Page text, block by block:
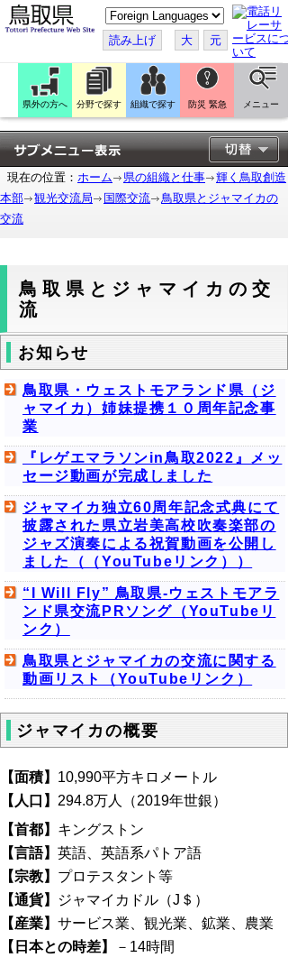
こ
の
ペ
ー
ジ
翻
訳
す
る
読み上げ 大 元
県外の方へ 分野で探す 組織で探す 防災 緊急 メニュー
現在の位置： ホーム 県の組織と仕事
輝く鳥取創造
本部
観光交流局 国際交流
鳥取県とジャマイカの
交流
鳥取県とジャマイカの交
流
お知らせ
鳥取県・ウェストモアランド県（ジ
ャマイカ）姉妹提携１０周年記念事
業
『レゲエマラソンin鳥取2022』メッ
セージ動画が完成しました
ジャマイカ独立60周年記念式典にて
披露された県立岩美高校吹奏楽部の
ジャズ演奏による祝賀動画を公開し
ました（（YouTubeリンク））
“I Will Fly” 鳥取県-ウェストモアラ
ンド県交流PRソング（YouTubeリ
ンク）
鳥取県とジャマイカの交流に関する
動画リスト（YouTubeリンク）
ジャマイカの概要
【面積】 10,990平方キロメートル
【人口】 294.8万人（2019年世銀）
【首都】 キングストン
【言語】 英語、英語系パトア語
【宗教】 プロテスタント等
【通貨】
ジャマイカドル（J＄）
【産業】 サービス業、観光業、鉱業、農業
【日本との時差】
－14時間